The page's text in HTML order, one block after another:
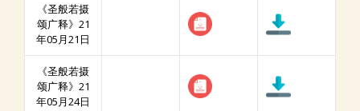
《圣般若摄
颂广释》21
年05月21日
《圣般若摄
颂广释》21
年05月24日